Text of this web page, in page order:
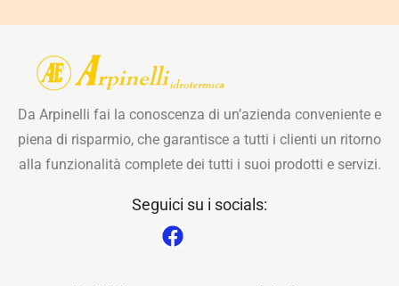
Da Arpinelli fai la conoscenza di un’azienda conveniente e
piena di risparmio, che garantisce a tutti i clienti un ritorno
alla funzionalità complete dei tutti i suoi prodotti e servizi.
Seguici su i socials: